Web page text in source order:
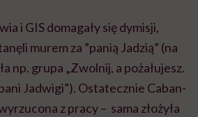
i GIS domagały się dymisji,
murem za ”panią Jadzią” (na
np. grupa „Zwolnij, a pożałujesz.
Jadwigi”). Ostatecznie Caban-
z pracy – sama złożyła